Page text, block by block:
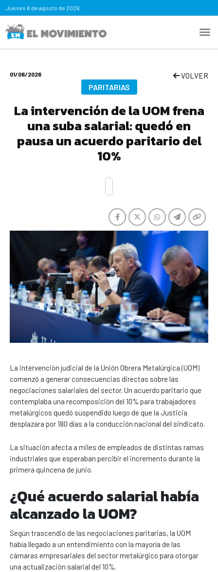
Jueves 6 de agosto de 2026
01/06/2026 VOLVER
PARITARIAS
La intervención de la UOM frena
una suba salarial: quedó en
pausa un acuerdo paritario del
10%
La intervención judicial de la Unión Obrera Metalúrgica (UOM)
comenzó a generar consecuencias directas sobre las
negociaciones salariales del sector. Un acuerdo paritario que
contemplaba una recomposición del 10% para trabajadores
metalúrgicos quedó suspendido luego de que la Justicia
desplazara por 180 días a la conducción nacional del sindicato.
La situación afecta a miles de empleados de distintas ramas
industriales que esperaban percibir el incremento durante la
primera quincena de junio.
¿Qué acuerdo salarial había
alcanzado la UOM?
Según trascendió de las negociaciones paritarias, la UOM
había llegado a un entendimiento con la mayoría de las
cámaras empresariales del sector metalúrgico para otorgar
una actualización salarial del 10%.